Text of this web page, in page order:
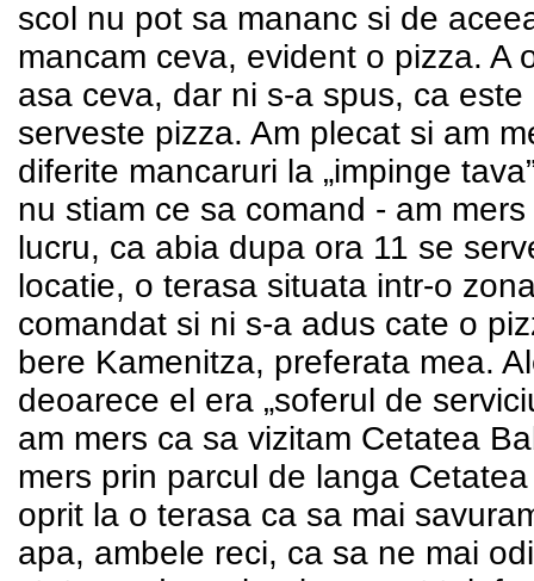
scol nu pot sa mananc si de
mancam ceva, evident o pizza. A
asa ceva, dar ni s-a spus, ca
serveste pizza. Am plecat si am
diferite mancaruri la „impinge
nu stiam ce sa comand - am
lucru, ca abia dupa ora 11 se
locatie, o terasa situata intr-o
comandat si ni s-a adus cate o
bere Kamenitza, preferata mea.
deoarece el era „soferul de
am mers ca sa vizitam Cetatea
mers prin parcul de langa
oprit la o terasa ca sa mai
apa, ambele reci, ca sa ne mai